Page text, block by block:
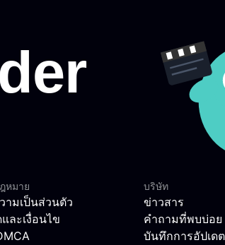
หมาย
ามเป็นส่วนตัว
ละเงื่อนไข
บริษัท
ข่าวสาร
คำถามที่พบบ่อย
บันทึกการอัปเดต